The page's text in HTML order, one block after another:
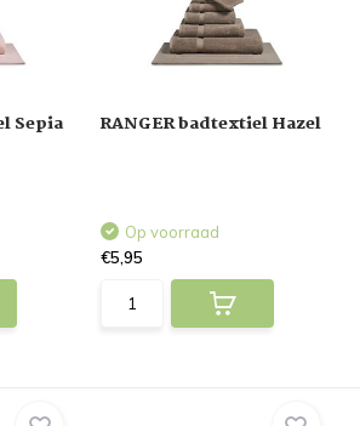
Sepia
RANGER badtextiel Hazel
Op voorraad
€5,95